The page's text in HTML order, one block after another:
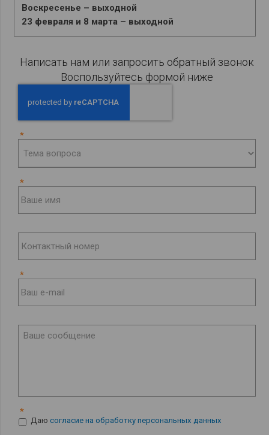
Воскресенье – выходной
23 февраля и 8 марта – выходной
Написать нам или запросить обратный звонок
Воспользуйтесь формой ниже
*
*
*
*
Даю согласие на обработку персональных данных